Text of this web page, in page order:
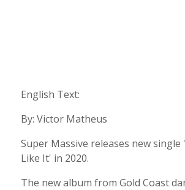
English Text:
By: Victor Matheus
Super Massive releases new
Like It' in 2020.
The new album from Gold Coast